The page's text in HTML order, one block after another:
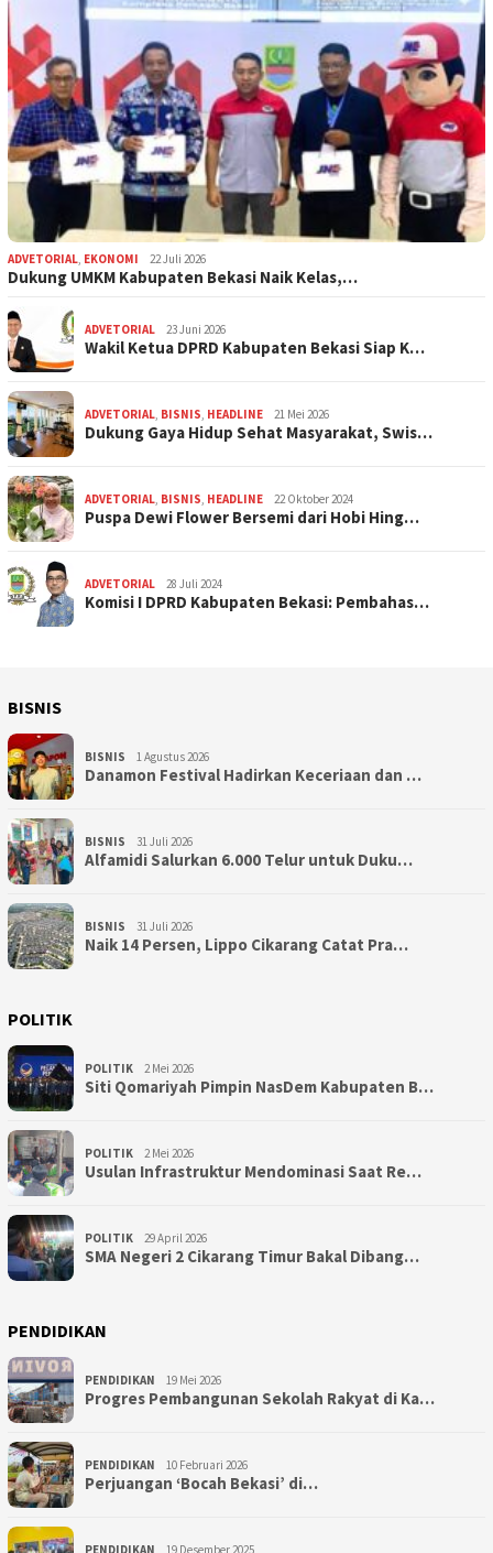
ADVETORIAL, EKONOMI 22 Juli 2026
Dukung UMKM Kabupaten Bekasi Naik Kelas,…
ADVETORIAL 23 Juni 2026
Wakil Ketua DPRD Kabupaten Bekasi Siap K…
ADVETORIAL, BISNIS, HEADLINE 21 Mei 2026
Dukung Gaya Hidup Sehat Masyarakat, Swis…
ADVETORIAL, BISNIS, HEADLINE 22 Oktober 2024
Puspa Dewi Flower Bersemi dari Hobi Hing…
ADVETORIAL 28 Juli 2024
Komisi I DPRD Kabupaten Bekasi: Pembahas…
BISNIS
BISNIS 1 Agustus 2026
Danamon Festival Hadirkan Keceriaan dan …
BISNIS 31 Juli 2026
Alfamidi Salurkan 6.000 Telur untuk Duku…
BISNIS 31 Juli 2026
Naik 14 Persen, Lippo Cikarang Catat Pra…
POLITIK
POLITIK 2 Mei 2026
Siti Qomariyah Pimpin NasDem Kabupaten B…
POLITIK 2 Mei 2026
Usulan Infrastruktur Mendominasi Saat Re…
POLITIK 29 April 2026
SMA Negeri 2 Cikarang Timur Bakal Dibang…
PENDIDIKAN
PENDIDIKAN 19 Mei 2026
Progres Pembangunan Sekolah Rakyat di Ka…
PENDIDIKAN 10 Februari 2026
Perjuangan ‘Bocah Bekasi’ di…
PENDIDIKAN 19 Desember 2025